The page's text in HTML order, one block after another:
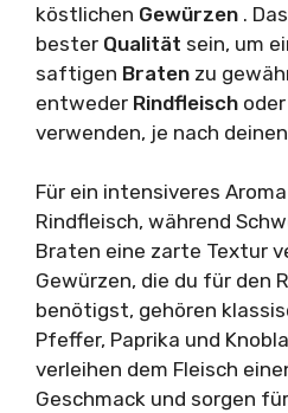
köstlichen Gewürzen .
bester Qualität sein, um
saftigen Braten zu
entweder Rindfleisch
verwenden, je nach
Für ein intensiveres
Rindfleisch, während
Braten eine zarte Textur
Gewürzen, die du für den
benötigst, gehören
Pfeffer, Paprika und
verleihen dem Fleisch
Geschmack und sorgen